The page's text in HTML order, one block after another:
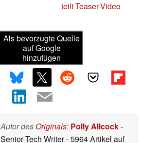
teilt Teaser-Video
Als bevorzugte Quelle
auf Google
hinzufügen
Autor des Originals: Polly Allcock-
Senior Tech Writer- 5964 Artikel auf